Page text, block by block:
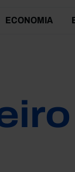
ECONOMIA